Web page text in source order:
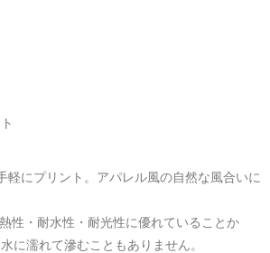
軽にプリント。アパレル風の自然な風合いに
性・耐水性・耐光性に優れていることか
に濡れて滲むこともありません。